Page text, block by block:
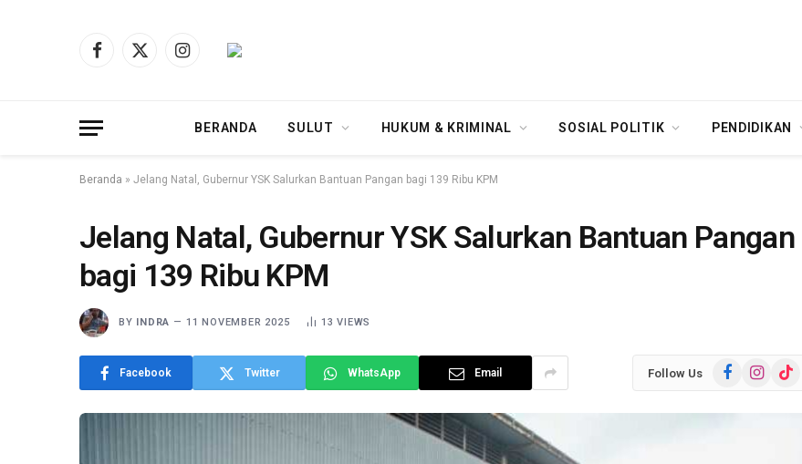
Facebook
X
Instagram
BERANDA SULUT HUKUM & KRIMINAL SOSIAL POLITIK PENDIDIKAN
Beranda » Jelang Natal, Gubernur YSK Salurkan Bantuan Pangan bagi 139 Ribu KPM
Jelang Natal, Gubernur YSK Salurkan Bantuan Pangan
bagi 139 Ribu KPM
BY INDRA 11 NOVEMBER 2025 13VIEWS
Facebook Twitter WhatsApp Email Follow Us FacebookInstagram
TikTok